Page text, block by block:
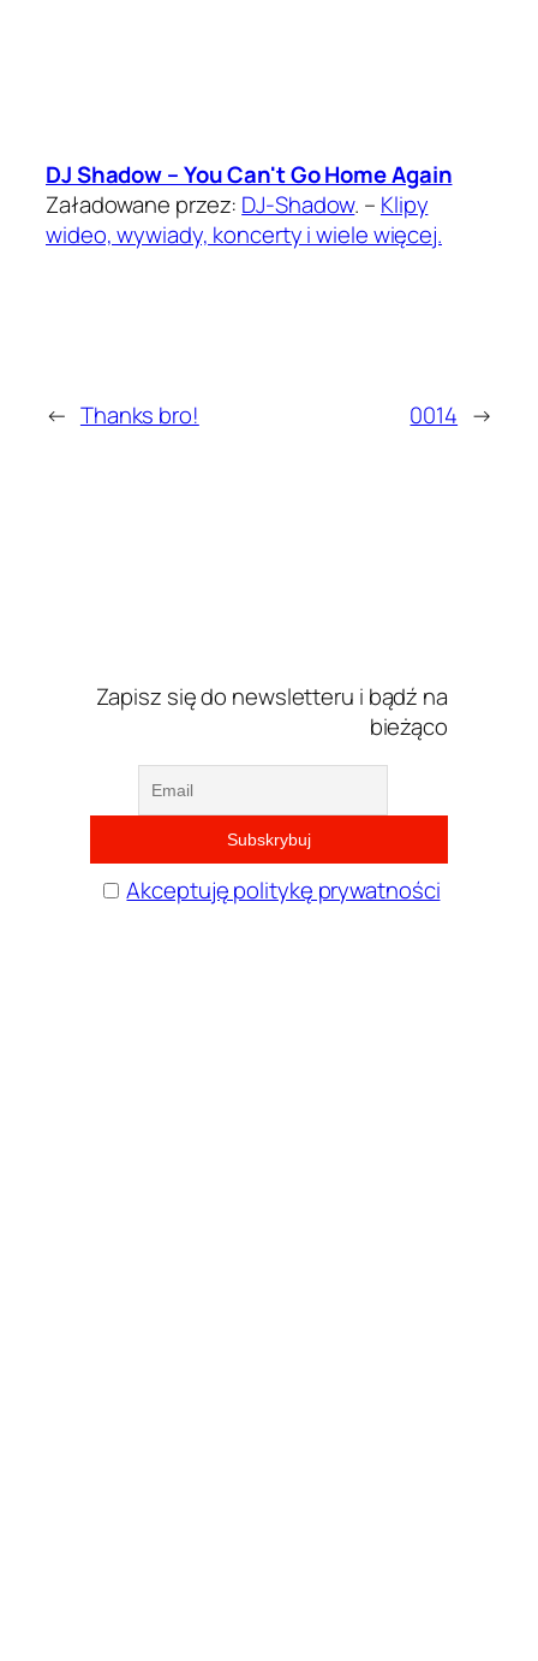
DJ Shadow – You Can't Go Home Again
Załadowane przez: DJ-Shadow. – Klipy
wideo, wywiady, koncerty i wiele więcej.
← Thanks bro! 0014 →
Zapisz się do newsletteru i bądź na
bieżąco
Akceptuję politykę prywatności